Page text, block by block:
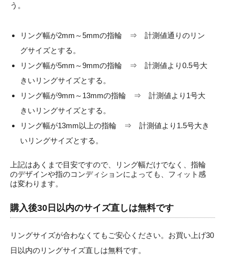
う。
リング幅が2mm～5mmの指輪 ⇒ 計測値通りのリン
グサイズとする。
リング幅が5mm～9mmの指輪 ⇒ 計測値より0.5号大
きいリングサイズとする。
リング幅が9mm～13mmの指輪 ⇒ 計測値より1号大
きいリングサイズとする。
リング幅が13mm以上の指輪 ⇒ 計測値より1.5号大き
いリングサイズとする。
上記はあくまで目安ですので、リング幅だけでなく、指輪
のデザインや指のコンディションによっても、フィット感
は変わります。
購入後30日以内のサイズ直しは無料です
リングサイズが合わなくてもご安心ください。お買い上げ30
日以内のリングサイズ直しは無料です。